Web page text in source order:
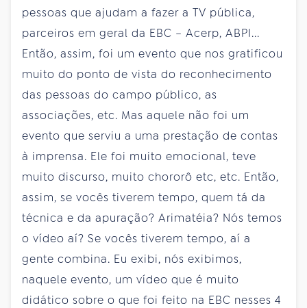
pessoas que ajudam a fazer a TV pública,
parceiros em geral da EBC – Acerp, ABPI...
Então, assim, foi um evento que nos gratificou
muito do ponto de vista do reconhecimento
das pessoas do campo público, as
associações, etc. Mas aquele não foi um
evento que serviu a uma prestação de contas
à imprensa. Ele foi muito emocional, teve
muito discurso, muito chororô etc, etc. Então,
assim, se vocês tiverem tempo, quem tá da
técnica e da apuração? Arimatéia? Nós temos
o vídeo aí? Se vocês tiverem tempo, aí a
gente combina. Eu exibi, nós exibimos,
naquele evento, um vídeo que é muito
didático sobre o que foi feito na EBC nesses 4